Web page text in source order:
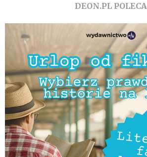
DEON.PL POLECA